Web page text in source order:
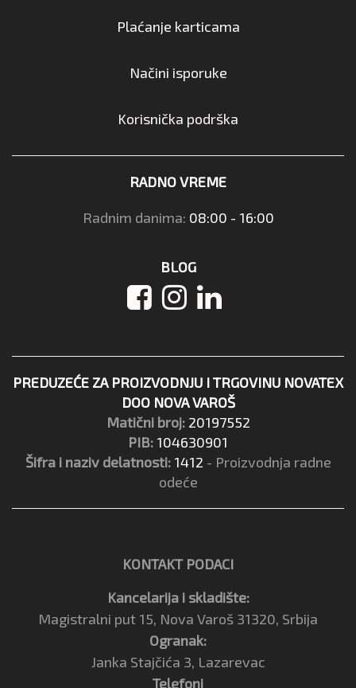
Plaćanje karticama
Načini isporuke
Korisnička podrška
RADNO VREME
Radnim danima: 08:00 - 16:00
BLOG
PREDUZEĆE ZA PROIZVODNJU I TRGOVINU NOVATEX
DOO NOVA VAROŠ
Matični broj: 20197552
PIB: 104630901
Šifra i naziv delatnosti: 1412 - Proizvodnja radne
odeće
KONTAKT PODACI
Kancelarija i skladište:
Magistralni put 15, Nova Varoš 31320, Srbija
Ogranak:
Janka Stajčića 3, Lazarevac
Telefoni